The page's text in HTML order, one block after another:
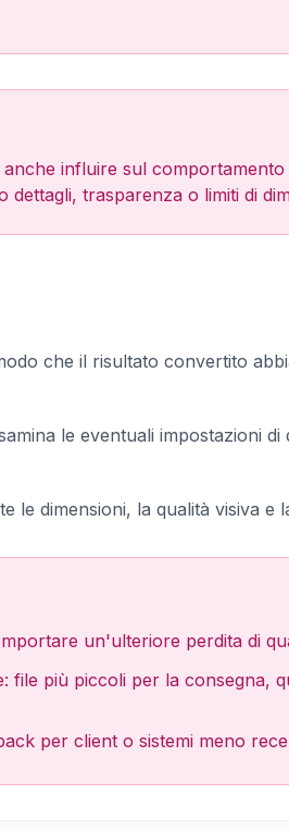
influire sul
trasparenza o limiti di
che il risultato convertito
le eventuali impostazioni
le dimensioni, la qualità visiva e
un'ulteriore perdita di
file più piccoli per la consegna,
per client o sistemi meno